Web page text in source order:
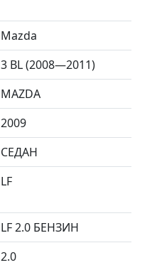
Mazda
3 BL (2008—2011)
MAZDA
2009
СЕДАН
LF
LF 2.0 БЕНЗИН
2.0